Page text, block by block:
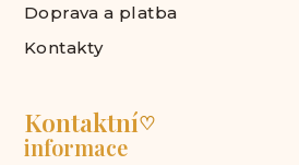
Doprava a platba
Kontakty
Kontaktní♡
informace